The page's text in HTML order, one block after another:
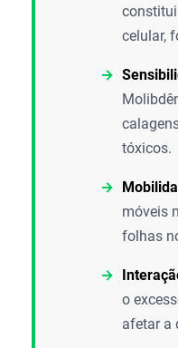
celular,
tóxicos.
móveis
folhas
o
afetar a